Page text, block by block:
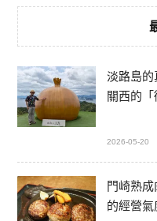
淡路島
關西的
2026-05-20
門崎熟
的經營